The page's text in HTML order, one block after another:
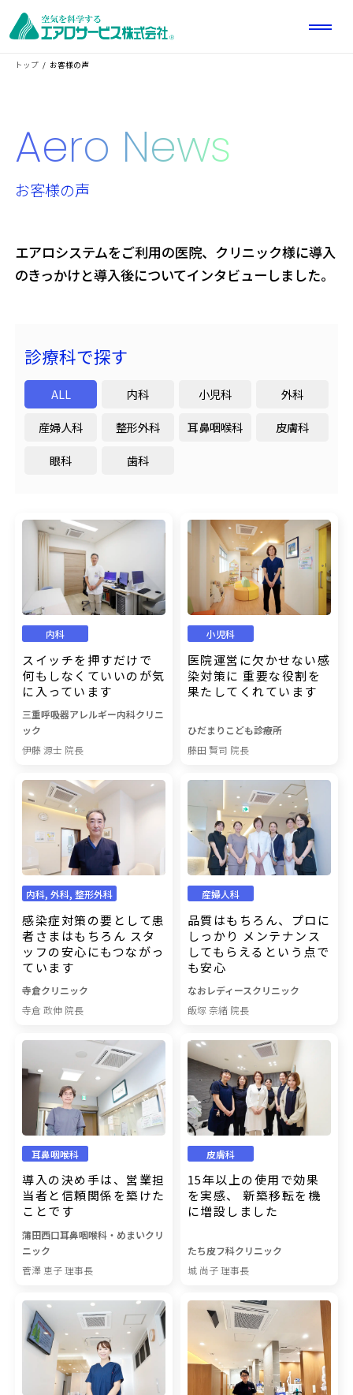
トップ お客様の声
Aero News
お客様の声
エアロシステムをご利用の医院、クリニック様に導入
のきっかけと導入後についてインタビューしました。
診療科で探す
ALL 内科 小児科
外科
産婦人科
整形外科 耳鼻咽喉科
皮膚科
眼科
歯科
内科
スイッチを押すだけで
何もしなくていいのが気
に入っています
三重呼吸器アレルギー内科クリニ
ック
伊藤 源士 院長
小児科
医院運営に欠かせない感
染対策に 重要な役割を
果たしてくれています
ひだまりこども診療所
藤田 賢司 院長
内科, 外科, 整形外科
感染症対策の要として患
者さまはもちろん スタ
ッフの安心にもつながっ
ています
寺倉クリニック
寺倉 政伸 院長
産婦人科
品質はもちろん、プロに
しっかり メンテナンス
してもらえるという点で
も安心
なおレディースクリニック
飯塚 奈緒 院長
耳鼻咽喉科
導入の決め手は、営業担
当者と信頼関係を築けた
ことです
蒲田西口耳鼻咽喉科・めまいクリ
ニック
菅澤 恵子 理事長
皮膚科
15年以上の使用で効果
を実感、 新築移転を機
に増設しました
たち皮フ科クリニック
城 尚子 理事長